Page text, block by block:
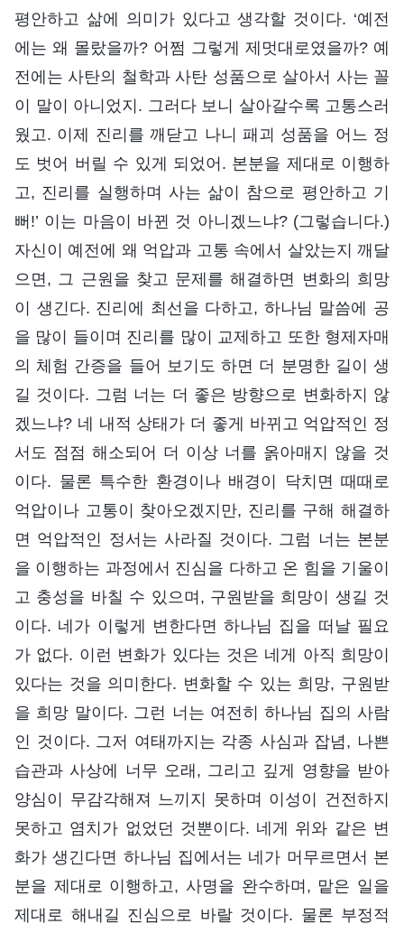
평안하고 삶에 의미가 있다고 생각할 것이다. ‘예전
에는 왜 몰랐을까? 어쩜 그렇게 제멋대로였을까? 예
전에는 사탄의 철학과 사탄 성품으로 살아서 사는 꼴
이 말이 아니었지. 그러다 보니 살아갈수록 고통스러
웠고. 이제 진리를 깨닫고 나니 패괴 성품을 어느 정
도 벗어 버릴 수 있게 되었어. 본분을 제대로 이행하
고, 진리를 실행하며 사는 삶이 참으로 평안하고 기
뻐!’ 이는 마음이 바뀐 것 아니겠느냐? (그렇습니다.)
자신이 예전에 왜 억압과 고통 속에서 살았는지 깨달
으면, 그 근원을 찾고 문제를 해결하면 변화의 희망
이 생긴다. 진리에 최선을 다하고, 하나님 말씀에 공
을 많이 들이며 진리를 많이 교제하고 또한 형제자매
의 체험 간증을 들어 보기도 하면 더 분명한 길이 생
길 것이다. 그럼 너는 더 좋은 방향으로 변화하지 않
겠느냐? 네 내적 상태가 더 좋게 바뀌고 억압적인 정
서도 점점 해소되어 더 이상 너를 옭아매지 않을 것
이다. 물론 특수한 환경이나 배경이 닥치면 때때로
억압이나 고통이 찾아오겠지만, 진리를 구해 해결하
면 억압적인 정서는 사라질 것이다. 그럼 너는 본분
을 이행하는 과정에서 진심을 다하고 온 힘을 기울이
고 충성을 바칠 수 있으며, 구원받을 희망이 생길 것
이다. 네가 이렇게 변한다면 하나님 집을 떠날 필요
가 없다. 이런 변화가 있다는 것은 네게 아직 희망이
있다는 것을 의미한다. 변화할 수 있는 희망, 구원받
을 희망 말이다. 그런 너는 여전히 하나님 집의 사람
인 것이다. 그저 여태까지는 각종 사심과 잡념, 나쁜
습관과 사상에 너무 오래, 그리고 깊게 영향을 받아
양심이 무감각해져 느끼지 못하며 이성이 건전하지
못하고 염치가 없었던 것뿐이다. 네게 위와 같은 변
화가 생긴다면 하나님 집에서는 네가 머무르면서 본
분을 제대로 이행하고, 사명을 완수하며, 맡은 일을
제대로 해내길 진심으로 바랄 것이다. 물론 부정적